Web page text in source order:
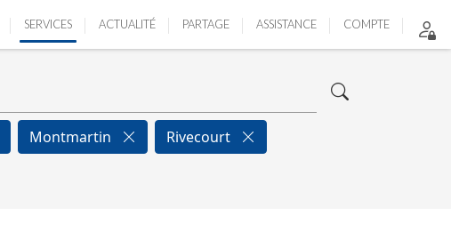
SERVICES ACTUALITÉ PARTAGE ASSISTANCE COMPTE
Montmartin
Rivecourt